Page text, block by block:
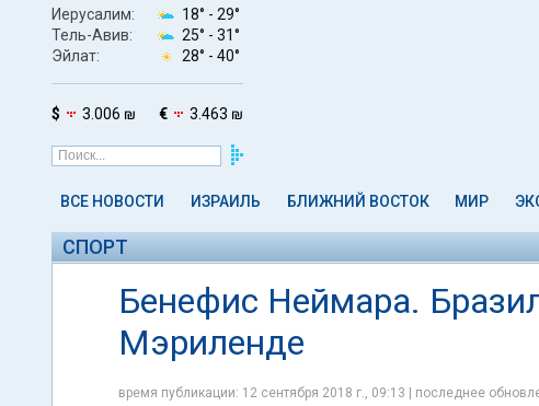
Иерусалим: 18° - 29°
Тель-Авив:
25° - 31°
Эйлат:
28° - 40°
$ 3.006 ₪ € 3.463 ₪
ВСЕ НОВОСТИ ИЗРАИЛЬ БЛИЖНИЙ ВОСТОК МИР
СПОРТ
Бенефис Неймара.
Мэриленде
время публикации: 12 сентября 2018 г., 09:13 | последнее